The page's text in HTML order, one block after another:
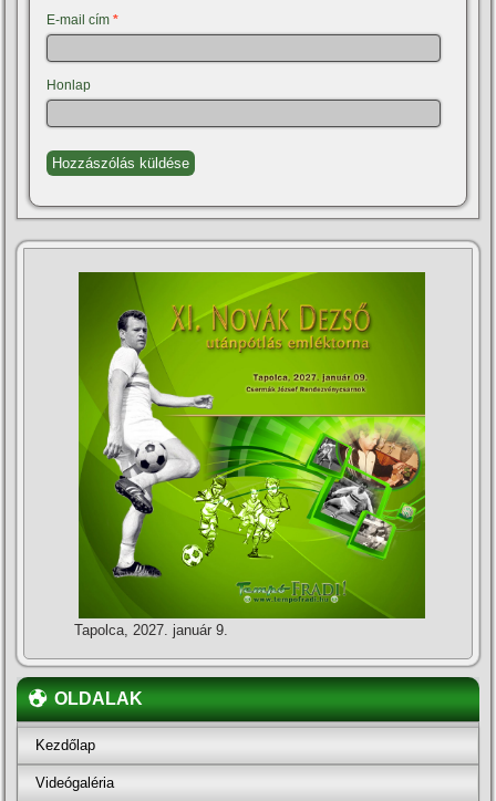
E-mail cím*
Honlap
Tapolca, 2027. január 9.
OLDALAK
Kezdőlap
Videógaléria